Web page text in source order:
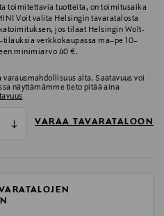
toimitettavia tuotteita, on toimitusaika
Voit valita Helsingin tavaratalosta
jos tilaat Helsingin Wolt-
verkkokaupassa ma–pe 10–
minimiarvo 40 €.
alta. Saatavuus voi
näyttämämme tieto pitää aina
VARAA TAVARATALOON